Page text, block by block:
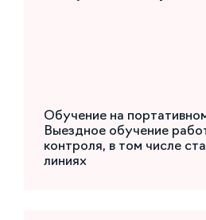
Обучение на
Выездное обучение
контроля, в том числе
линиях